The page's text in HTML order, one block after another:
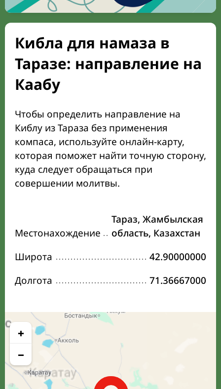
Кибла для намаза в
Таразе: направление на
Каабу
Чтобы определить направление на
Киблу из Тараза без применения
компаса, используйте онлайн-карту,
которая поможет найти точную сторону,
куда следует обращаться при
совершении молитвы.
Местонахождение
Тараз, Жамбылская
область, Казахстан
Широта
42.90000000
Долгота
71.36667000
+
−